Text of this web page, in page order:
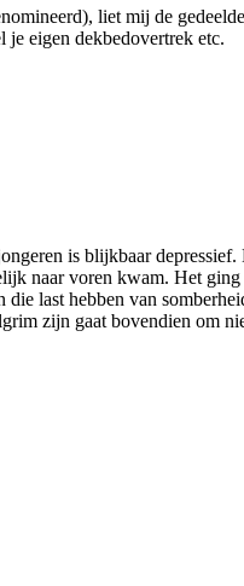
liet mij de
je eigen dekbedovertrek etc.
is blijkbaar
naar voren kwam. Het
last hebben van
zijn gaat bovendien om